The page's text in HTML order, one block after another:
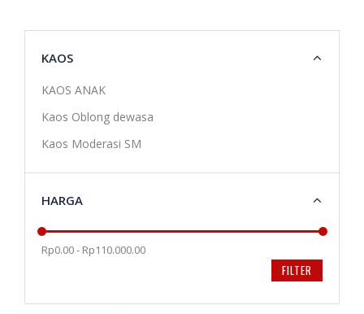
KAOS
KAOS ANAK
Kaos Oblong dewasa
Kaos Moderasi SM
HARGA
Rp0.00 - Rp110.000.00
FILTER